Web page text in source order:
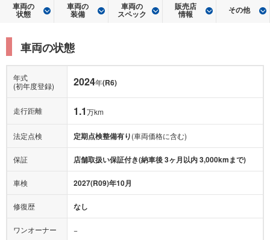
車両の
状態
車両の
装備
車両の
スペック
販売店
情報 その他
車両の状態
年式
(初年度登録)
2024年(R6)
走行距離 1.1万km
法定点検 定期点検整備有り(車両価格に含む)
保証 店舗取扱い保証付き(納車後 3ヶ月以内 3,000kmまで)
車検 2027(R09)年10月
修復歴 なし
ワンオーナー −